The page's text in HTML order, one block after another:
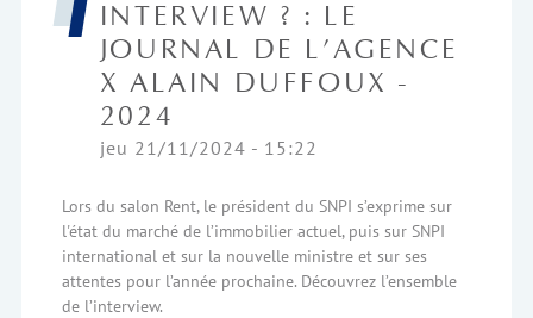
INTERVIEW ? : LE
JOURNAL DE L’AGENCE
X ALAIN DUFFOUX -
2024
jeu 21/11/2024 - 15:22
Lors du salon Rent, le président du SNPI s’exprime sur
l'état du marché de l’immobilier actuel, puis sur SNPI
international et sur la nouvelle ministre et sur ses
attentes pour l’année prochaine. Découvrez l’ensemble
de l’interview.